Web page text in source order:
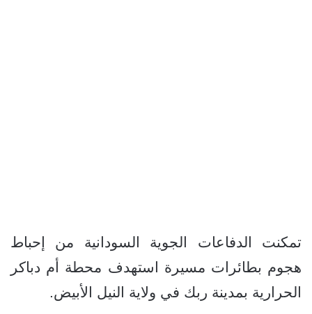
تمكنت الدفاعات الجوية السودانية من إحباط
هجوم بطائرات مسيرة استهدف محطة أم دباكر
الحرارية بمدينة ربك في ولاية النيل الأبيض.